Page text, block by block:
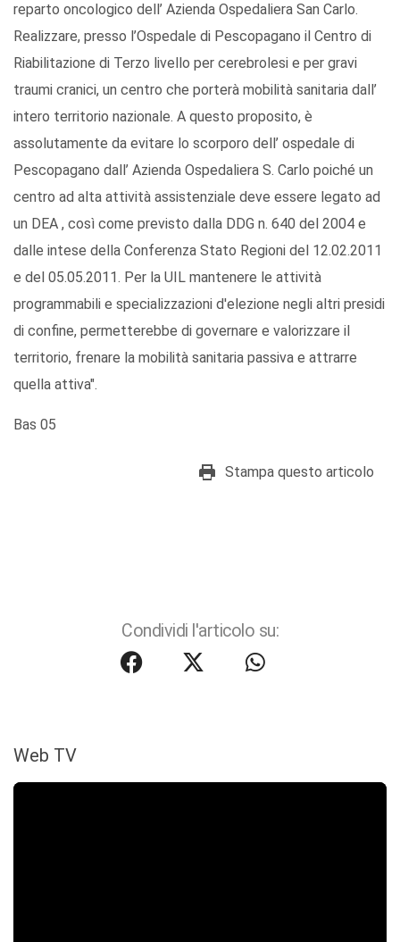
reparto oncologico dell’ Azienda Ospedaliera San Carlo.
Realizzare, presso l’Ospedale di Pescopagano il Centro di
Riabilitazione di Terzo livello per cerebrolesi e per gravi
traumi cranici, un centro che porterà mobilità sanitaria dall’
intero territorio nazionale. A questo proposito, è
assolutamente da evitare lo scorporo dell’ ospedale di
Pescopagano dall’ Azienda Ospedaliera S. Carlo poiché un
centro ad alta attività assistenziale deve essere legato ad
un DEA , così come previsto dalla DDG n. 640 del 2004 e
dalle intese della Conferenza Stato Regioni del 12.02.2011
e del 05.05.2011. Per la UIL mantenere le attività
programmabili e specializzazioni d'elezione negli altri presidi
di confine, permetterebbe di governare e valorizzare il
territorio, frenare la mobilità sanitaria passiva e attrarre
quella attiva".
Bas 05
Stampa questo articolo
Condividi l'articolo su:
Web TV